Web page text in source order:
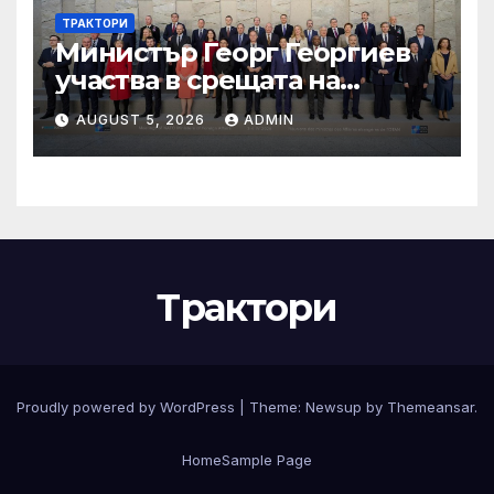
ТРАКТОРИ
Министър Георг Георгиев
участва в срещата на
министрите на външните
работи на НАТО
AUGUST 5, 2026 ADMIN
Трактори
Proudly powered by WordPress Theme: Newsup by Themeansar.
HomeSample Page